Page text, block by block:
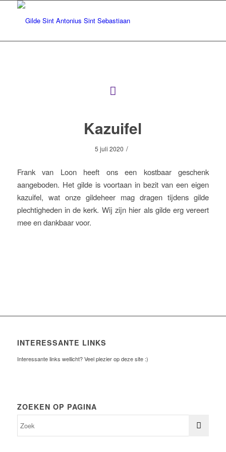
Kazuifel
5 juli 2020 /
Frank van Loon heeft ons een kostbaar geschenk
aangeboden. Het gilde is voortaan in bezit van een eigen
kazuifel, wat onze gildeheer mag dragen tijdens gilde
plechtigheden in de kerk. Wij zijn hier als gilde erg vereert
mee en dankbaar voor.
INTERESSANTE LINKS
Interessante links wellicht? Veel plezier op deze site :)
ZOEKEN OP PAGINA